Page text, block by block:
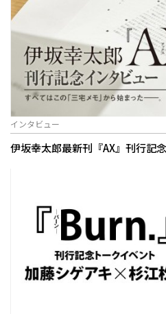
インタビュー
伊坂幸太郎最新刊『AX』刊行記